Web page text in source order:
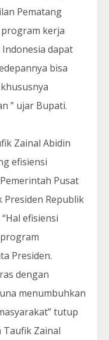
Pematang
kerja
dapat
bisa
” ujar Bupati.
Zainal Abidin
efisiensi
Pusat
Presiden Republik
efisiensi
Presiden.
dengan
menumbuhkan
tutup
Taufik Zainal